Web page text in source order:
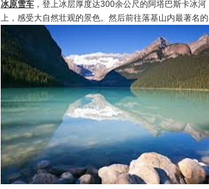
冰原雪车 ，登上冰层厚度达300余公尺的阿塔巴斯卡冰
上，感受大自然壮观的景色。然后前往落基山内最著名